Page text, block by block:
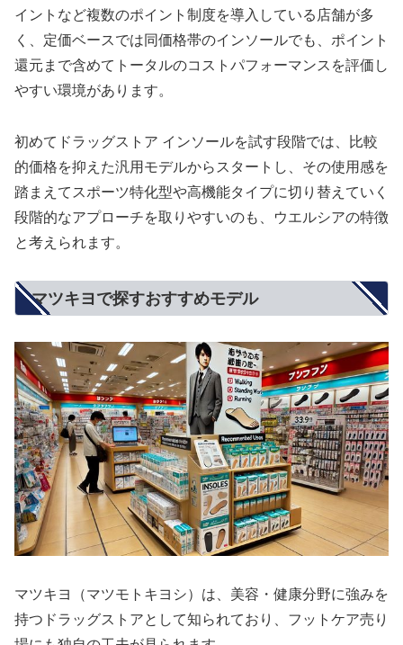
イントなど複数のポイント制度を導入している店舗が多
く、定価ベースでは同価格帯のインソールでも、ポイント
還元まで含めてトータルのコストパフォーマンスを評価し
やすい環境があります。
初めてドラッグストア インソールを試す段階では、比較
的価格を抑えた汎用モデルからスタートし、その使用感を
踏まえてスポーツ特化型や高機能タイプに切り替えていく
段階的なアプローチを取りやすいのも、ウエルシアの特徴
と考えられます。
マツキヨで探すおすすめモデル
マツキヨ（マツモトキヨシ）は、美容・健康分野に強みを
持つドラッグストアとして知られており、フットケア売り